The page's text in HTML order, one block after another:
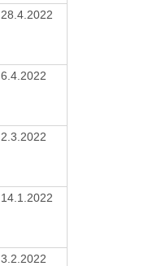
28.4.2022
6.4.2022
2.3.2022
14.1.2022
3.2.2022